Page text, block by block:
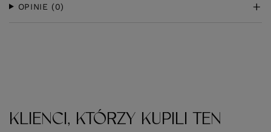
OPINIE (0)
KLIENCI, KTÓRZY KUPILI TEN